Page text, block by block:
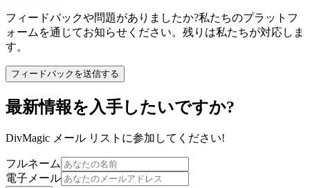
フィードバックや問題がありましたか?私たちのプラットフ
ォームを通じてお知らせください。残りは私たちが対応しま
す。
フィードバックを送信する
最新情報を入手したいですか?
DivMagic メール リストに参加してください!
フルネーム
電子メール